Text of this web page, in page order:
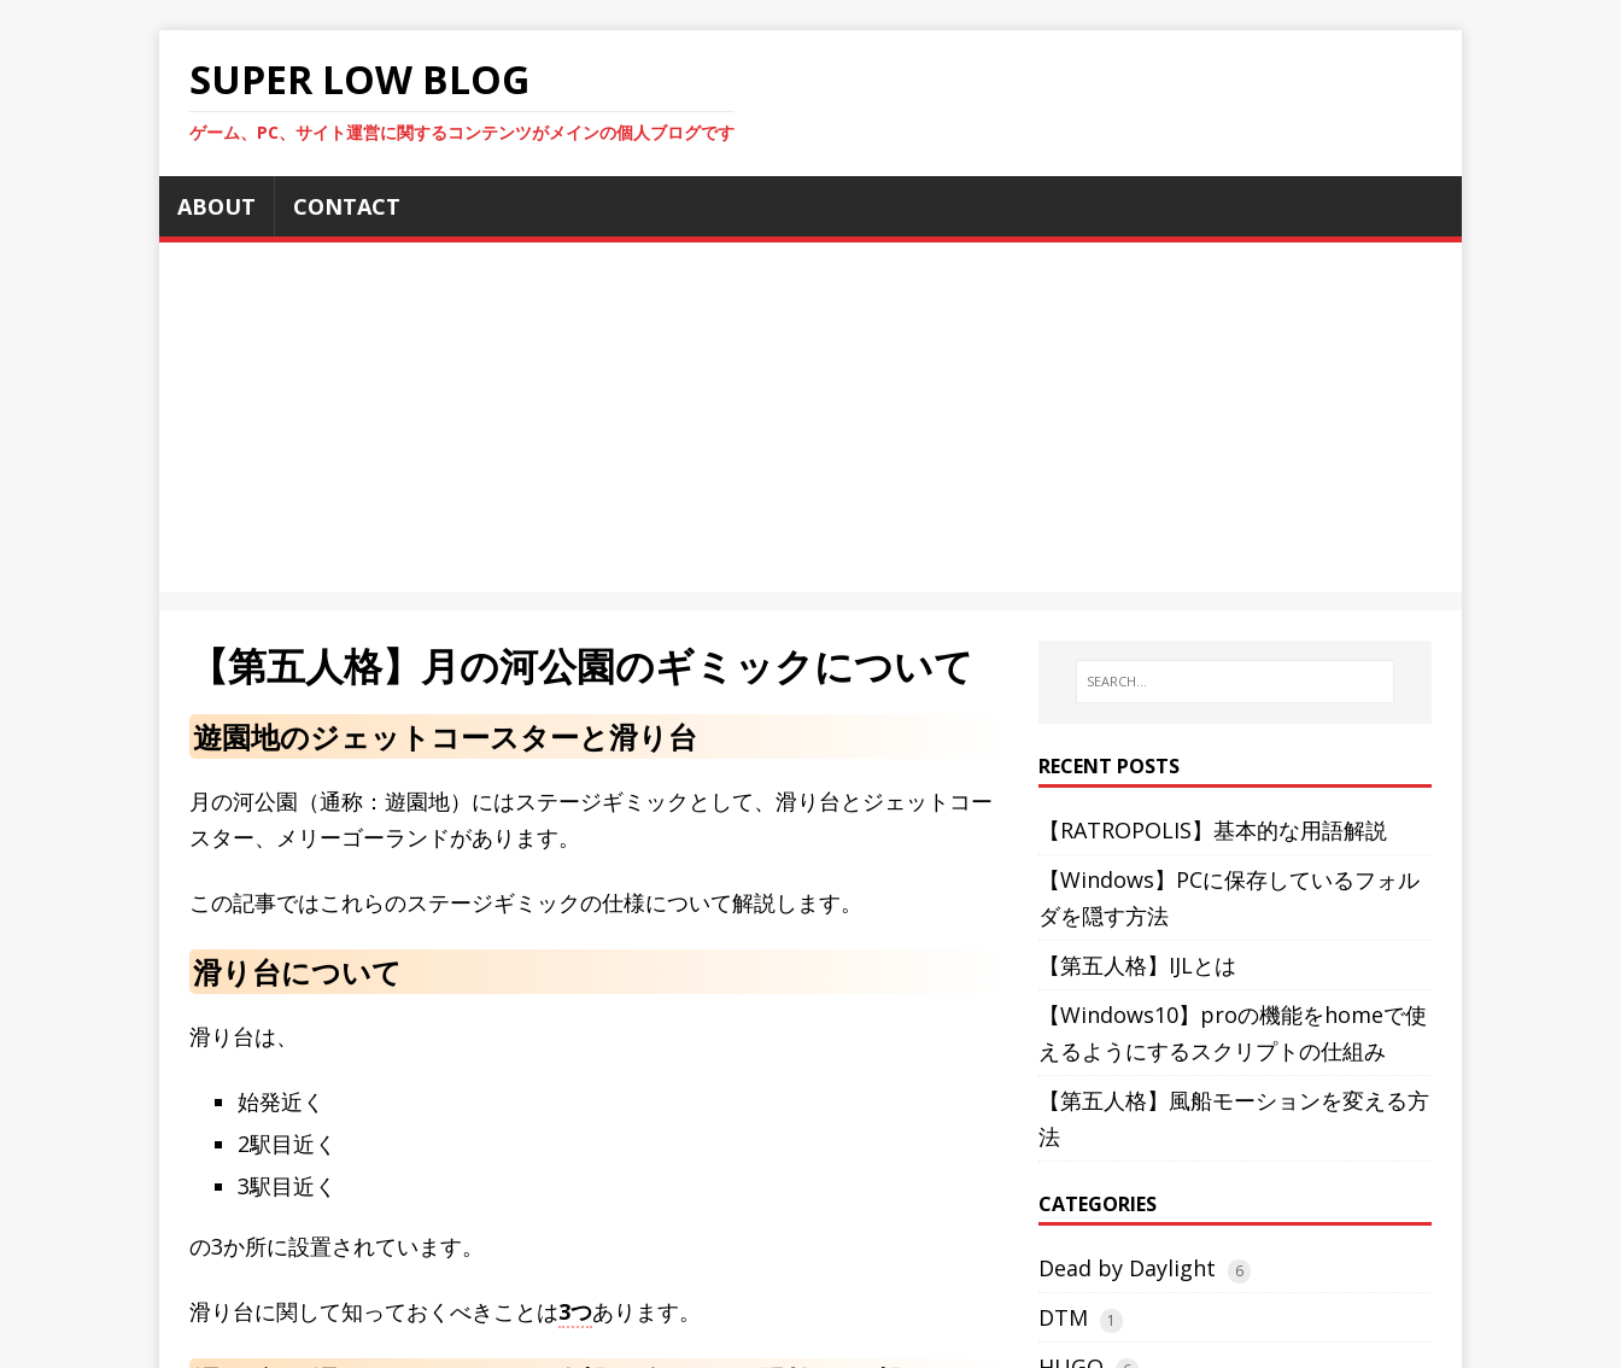
SUPER LOW BLOG
ゲーム、PC、サイト運営に関するコンテンツがメインの個人ブログです
ABOUT CONTACT
【第五人格】月の河公園のギミックについて
遊園地のジェットコースターと滑り台
月の河公園（通称：遊園地）にはステージギミックとして、滑り台とジェットコー
スター、メリーゴーランドがあります。
この記事ではこれらのステージギミックの仕様について解説します。
滑り台について
滑り台は、
始発近く
2駅目近く
3駅目近く
の3か所に設置されています。
滑り台に関して知っておくべきことは3つあります。
RECENT POSTS
【RATROPOLIS】基本的な用語解説
【Windows】PCに保存しているフォル
ダを隠す方法
【第五人格】IJLとは
【Windows10】proの機能をhomeで使
えるようにするスクリプトの仕組み
【第五人格】風船モーションを変える方
法
CATEGORIES
Dead by Daylight 6
DTM 1